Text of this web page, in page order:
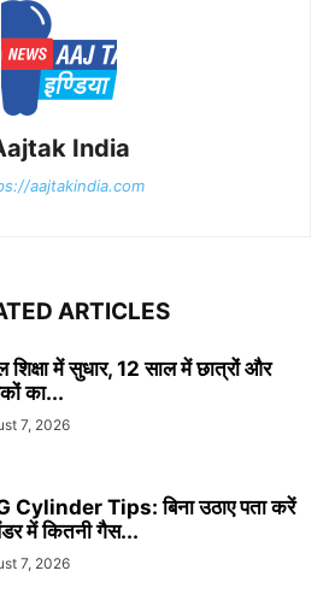
India
aajtakindia.com
ARTICLES
में सुधार, 12 साल में छात्रों और
का...
7, 2026
Cylinder Tips: बिना उठाए पता करें
में कितनी गैस...
7, 2026